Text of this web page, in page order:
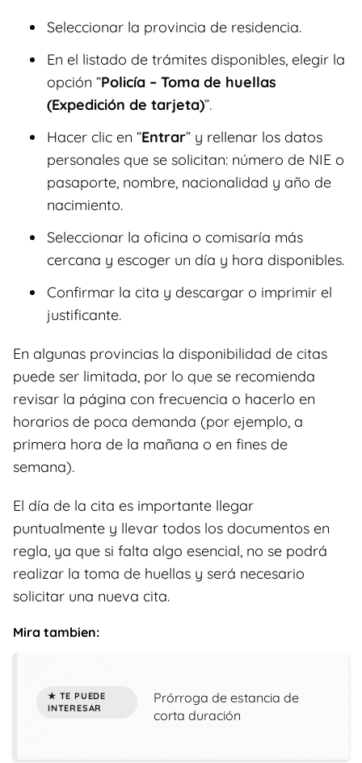
Seleccionar la provincia de residencia.
En el listado de trámites disponibles, elegir la
opción “Policía – Toma de huellas
(Expedición de tarjeta)”.
Hacer clic en “Entrar” y rellenar los datos
personales que se solicitan: número de NIE o
pasaporte, nombre, nacionalidad y año de
nacimiento.
Seleccionar la oficina o comisaría más
cercana y escoger un día y hora disponibles.
Confirmar la cita y descargar o imprimir el
justificante.
En algunas provincias la disponibilidad de citas
puede ser limitada, por lo que se recomienda
revisar la página con frecuencia o hacerlo en
horarios de poca demanda (por ejemplo, a
primera hora de la mañana o en fines de
semana).
El día de la cita es importante llegar
puntualmente y llevar todos los documentos en
regla, ya que si falta algo esencial, no se podrá
realizar la toma de huellas y será necesario
solicitar una nueva cita.
Mira tambien:
Prórroga de estancia de
corta duración